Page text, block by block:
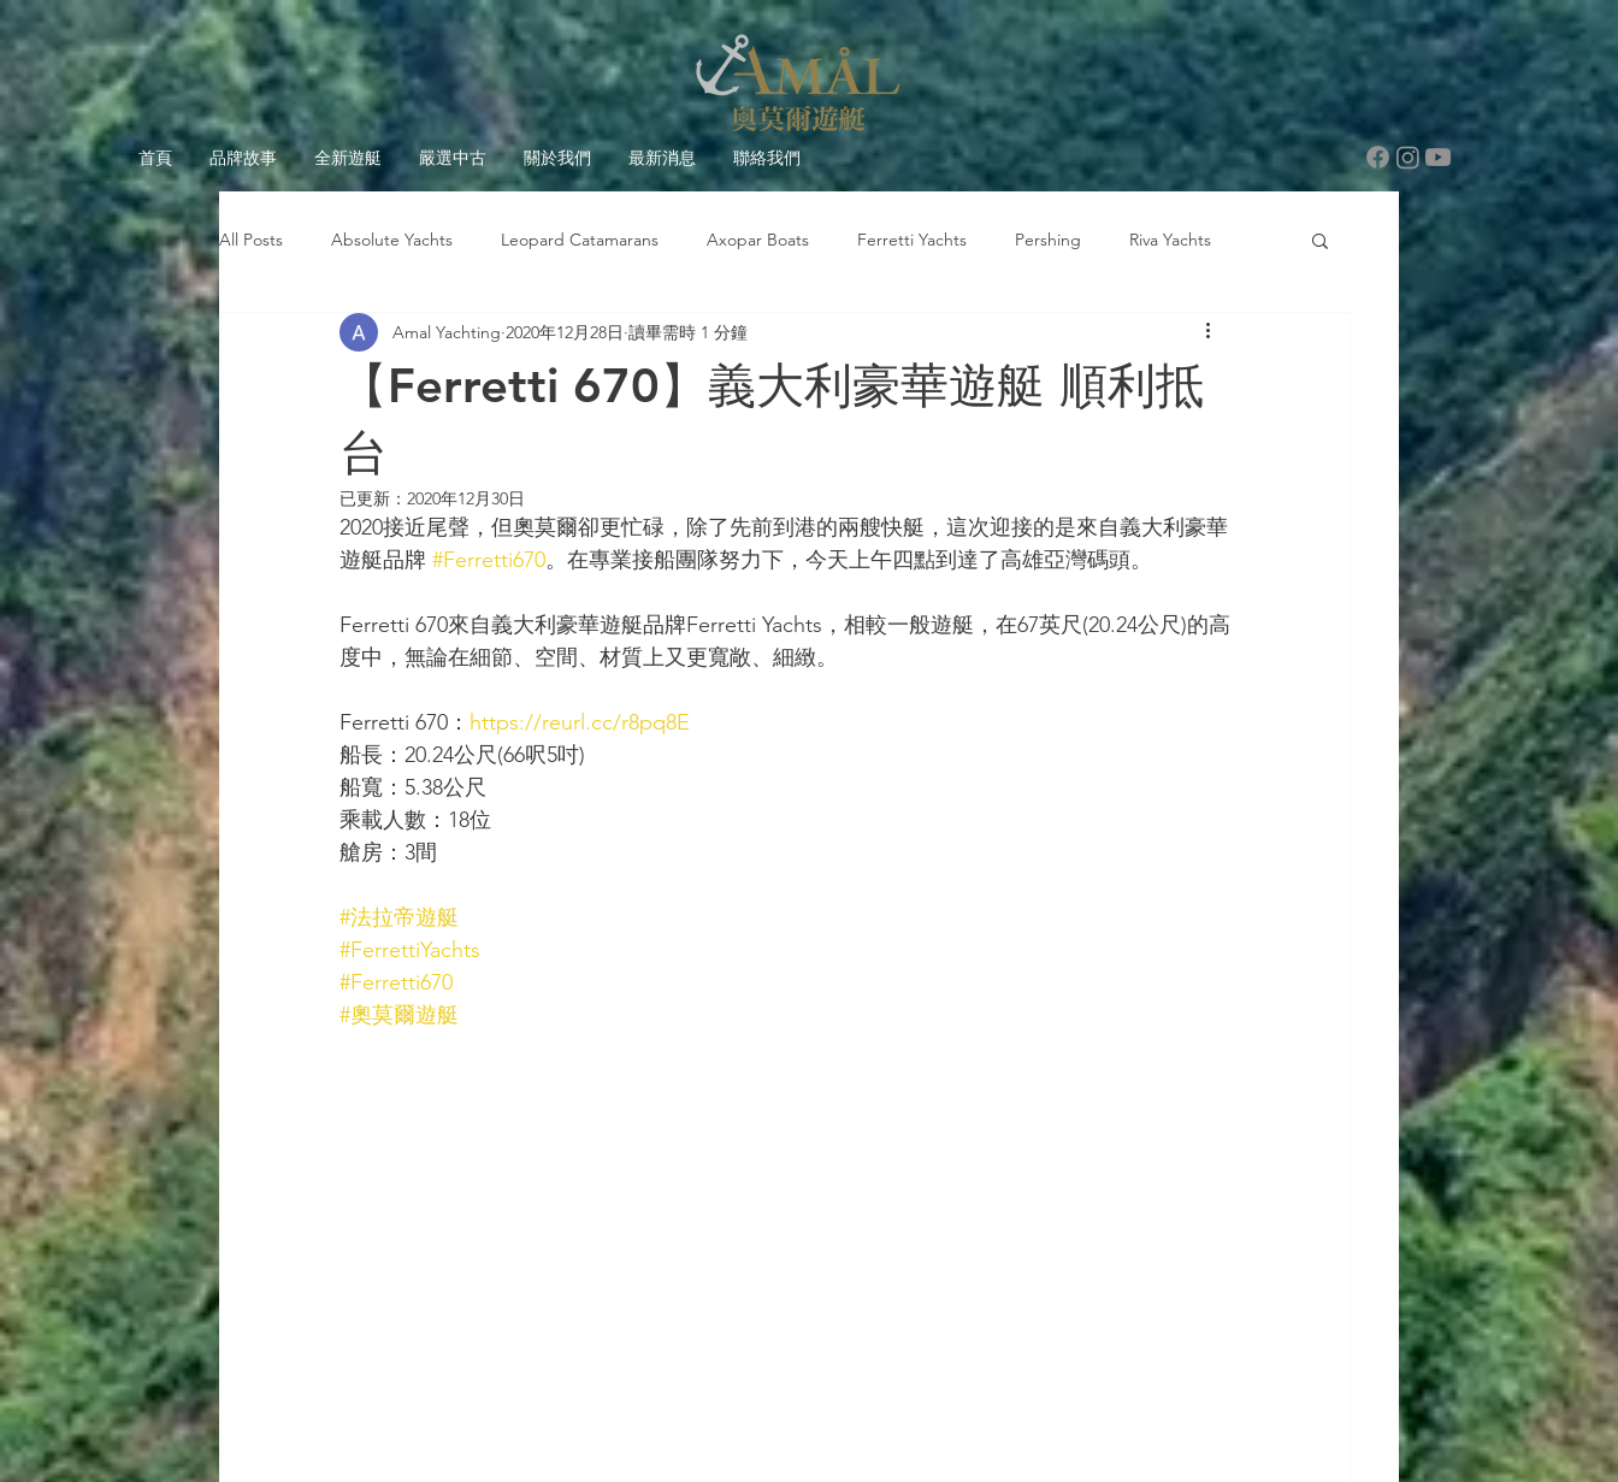
首頁 品牌故事 全新遊艇 嚴選中古 關於我們 最新消息 聯絡我們
All Posts Absolute Yachts Leopard Catamarans Axopar Boats Ferretti Yachts Pershing Riva Yachts
台灣玩遊艇 海上趣聞 奧莫爾故事 遊艇觀察室
【Ferretti 670】義大利豪華遊艇 順利抵
台
Amal Yachting 2020年12月28日 讀畢需時 1 分鐘
已更新： 2020年12月30日
2020接近尾聲，但奧莫爾卻更忙碌，除了先前到港的兩艘快艇，這次迎接的是來自義大利豪華
遊艇品牌 #Ferretti670。在專業接船團隊努力下，今天上午四點到達了高雄亞灣碼頭。
Ferretti 670來自義大利豪華遊艇品牌Ferretti Yachts，相較一般遊艇，在67英尺(20.24公尺)的高
度中，無論在細節、空間、材質上又更寬敞、細緻。
Ferretti 670： https://reurl.cc/r8pq8E
船長：20.24公尺(66呎5吋)
船寬：5.38公尺
乘載人數：18位
艙房：3間
#法拉帝遊艇
#FerrettiYachts
#Ferretti670
#奧莫爾遊艇